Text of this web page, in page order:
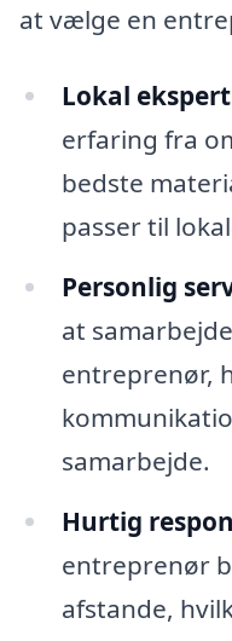
at vælge en
Lokal
erfaring fra
bedste
passer til
Personlig
at
entreprenør,
samarbejde.
Hurtig
entreprenør
afstande,